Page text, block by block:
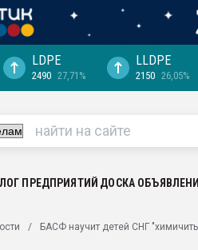
LDPE
2490 27,71%
LLDPE
2150 26,05%
ПРЕДПРИЯТИЙ ДОСКА
БАСФ научит детей СНГ